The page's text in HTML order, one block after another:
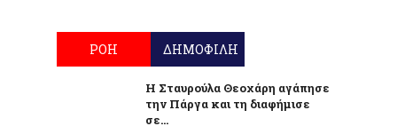
ΡΟΗ ΔΗΜΟΦΙΛΗ
Η Σταυρούλα Θεοχάρη αγάπησε
την Πάργα και τη διαφήμισε
σε...